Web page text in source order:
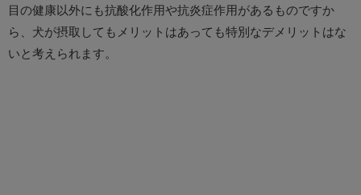
目の健康以外にも抗酸化作用や抗炎症作用があるものですか
ら、犬が摂取してもメリットはあっても特別なデメリットはな
いと考えられます。